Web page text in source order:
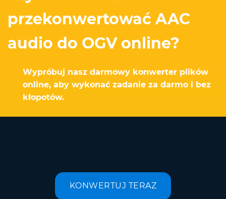
przekonwertować AAC
audio do OGV online?
Wypróbuj nasz darmowy konwerter plików
online, aby wykonać zadanie za darmo i bez
kłopotów.
KONWERTUJ TERAZ